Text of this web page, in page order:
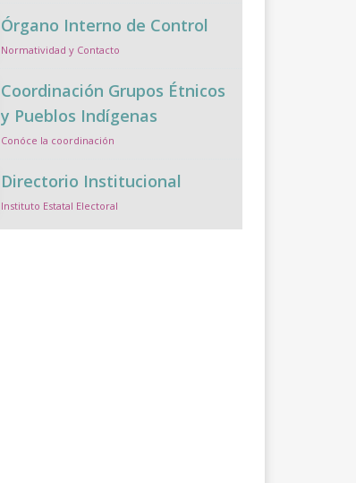
Órgano Interno de Control
Normatividad y Contacto
Coordinación Grupos Étnicos
y Pueblos Indígenas
Conóce la coordinación
Directorio Institucional
Instituto Estatal Electoral